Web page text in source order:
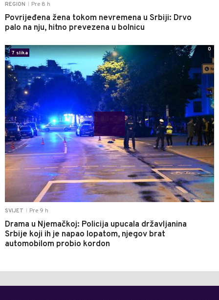
REGION Pre 8 h
Povrijeđena žena tokom nevremena u Srbiji: Drvo
palo na nju, hitno prevezena u bolnicu
SVIJET Pre 9 h
Drama u Njemačkoj: Policija upucala državljanina
Srbije koji ih je napao lopatom, njegov brat
automobilom probio kordon
7 slika
0